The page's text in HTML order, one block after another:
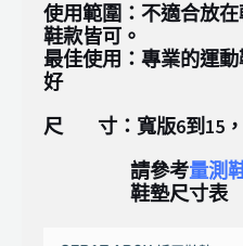
使用範圍： 不適合放
鞋款皆可。
最佳使用：專業的運
好
尺 寸：寬版6到15，
請參考量測
鞋墊尺寸表